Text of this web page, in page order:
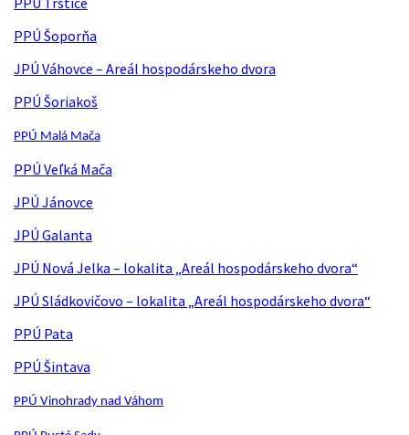
PPÚ Šoporňa
JPÚ Váhovce – Areál hospodárskeho dvora
PPÚ Šoriakoš
PPÚ Malá Mača
PPÚ Veľká Mača
JPÚ Jánovce
JPÚ Galanta
JPÚ Nová Jelka – lokalita „Areál hospodárskeho dvora“
JPÚ Sládkovičovo – lokalita „Areál hospodárskeho dvora“
PPÚ Pata
PPÚ Šintava
PPÚ Vinohrady nad Váhom